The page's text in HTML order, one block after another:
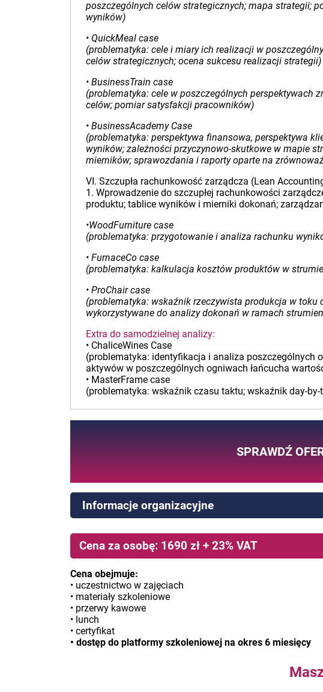
poszczególnych celów strategicznych; mapa strategii;
wyników)
• QuickMeal case
(problematyka: cele i miary ich realizacji w
celów strategicznych; ocena sukcesu realizacji strategii)
• BusinessTrain case
(problematyka: cele w poszczególnych perspektywach
celów; pomiar satysfakcji pracowników)
• BusinessAcademy Case
(problematyka: perspektywa finansowa, perspektywa
wyników; zależności przyczynowo-skutkowe w mapie
mierników; sprawozdania i raporty oparte na
VI. Szczupła rachunkowość zarządcza (Lean
1. Wprowadzenie do szczupłej rachunkowości
produktu; tablice wyników i mierniki dokonań;
•WoodFurniture case
(problematyka: przygotowanie i analiza rachunku
• FurnaceCo case
(problematyka: kalkulacja kosztów produktów w
• ProChair case
(problematyka: wskaźnik rzeczywista produkcja w
wykorzystywane do analizy dokonań w ramach
Extra do samodzielnej analizy:
• ChaliceWines Case
(problematyka: identyfikacja i analiza poszczególnych
aktywów w poszczególnych ogniwach łańcucha
• MasterFrame case
(problematyka: wskaźnik czasu taktu; wskaźnik day-
SPRAWDŹ
Informacje organizacyjne
Cena za osobę: 1690 zł + 23% VAT
Cena obejmuje:
• uczestnictwo w zajęciach
• materiały szkoleniowe
• przerwy kawowe
• lunch
• certyfikat
• dostęp do platformy szkoleniowej na okres 6 miesięcy